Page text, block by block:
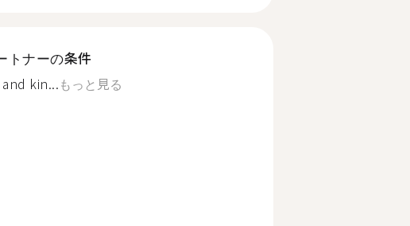
トナーの条件
kin...もっと見る